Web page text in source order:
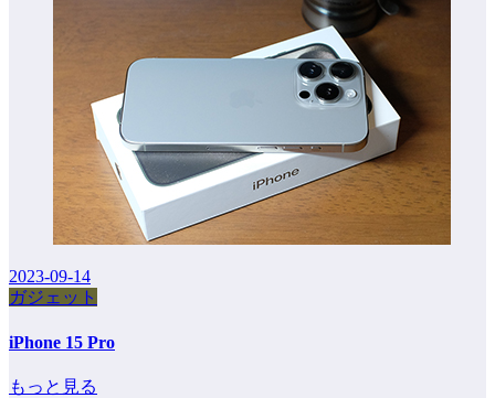
2023-09-14
ガジェット
iPhone 15 Pro
もっと見る